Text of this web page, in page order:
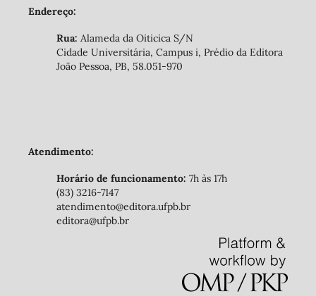
Endereço:
Rua: Alameda da Oiticica S/N
Cidade Universitária, Campus i, Prédio da Editora
João Pessoa, PB, 58.051-970
Atendimento:
Horário de funcionamento: 7h às 17h
(83) 3216-7147
atendimento@editora.ufpb.br
editora@ufpb.br